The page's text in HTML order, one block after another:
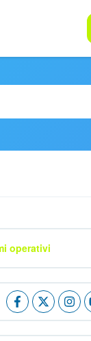
operativi